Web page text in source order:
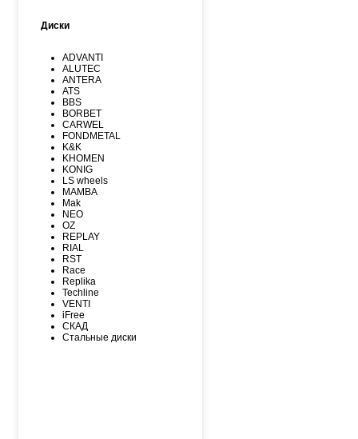
LAUFENN
MARSHAL
MATADOR
MAXXIS
MICHELIN
MIRAGE
NEXEN
NITTO
NOKIAN
NOKIAN NORDMAN
Nordman Nordman
ONYX
PACE
PIRELLI
PIRELLI Formula
ROADCRUZA
ROADKING
ROADMARCH
ROADSTONE
ROTALLA
SAILUN
SATOYA
SONIX
SUNFULL
TIGAR
TORERO
TORQUE
Диски
ADVANTI
ALUTEC
ANTERA
ATS
BBS
BORBET
CARWEL
FONDMETAL
K&K
KHOMEN
KONIG
LS wheels
MAMBA
Mak
NEO
OZ
REPLAY
RIAL
RST
Race
Replika
Techline
VENTI
iFree
СКАД
Стальные диски